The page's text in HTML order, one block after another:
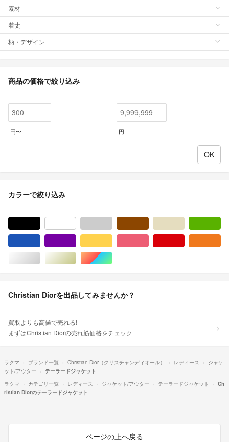
素材
着丈
柄・デザイン
商品の価格で絞り込み
円〜 円
カラーで絞り込み
シルバー/銀色系ゴールド/金色系マルチカラー
Christian Diorを出品してみませんか？
買取よりも高値で売れる!
まずはChristian Diorの売れ筋価格をチェック
ラクマ ブランド一覧 Christian Dior（クリスチャンディオール） レディース
ジャケ
ット/アウター
テーラードジャケット
ラクマ
カテゴリ一覧 レディース ジャケット/アウター テーラードジャケット
Ch
ristian Diorのテーラードジャケット
ページの上へ戻る